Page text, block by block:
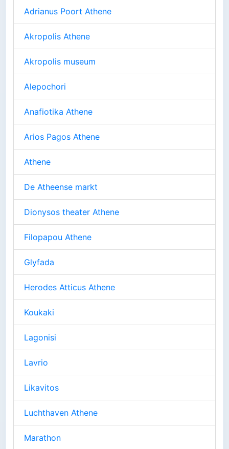
Adrianus Poort Athene
Akropolis Athene
Akropolis museum
Alepochori
Anafiotika Athene
Arios Pagos Athene
Athene
De Atheense markt
Dionysos theater Athene
Filopapou Athene
Glyfada
Herodes Atticus Athene
Koukaki
Lagonisi
Lavrio
Likavitos
Luchthaven Athene
Marathon